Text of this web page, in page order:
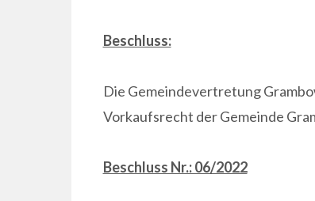
Beschluss:
Die Gemeindevertretung
Vorkaufsrecht der Gemeinde
Beschluss Nr.: 06/2022